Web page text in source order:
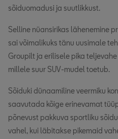
sõiduomadusi ja suutlikkust.
Selline nüansirikas lähenemine
sai võimalikuks tänu uusimale
Groupilt ja erilisele pika
millele suur SUV-mudel toetub.
Sõiduki dünaamiline veermiku
saavutada kõige erinevamat
põnevust pakkuva sportliku
vahel, kui läbitakse pikemaid